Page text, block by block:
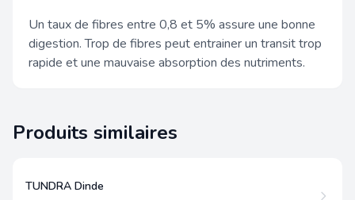
Un taux de fibres entre 0,8 et 5% assure une bonne
digestion. Trop de fibres peut entrainer un transit trop
rapide et une mauvaise absorption des nutriments.
Produits similaires
TUNDRA Dinde